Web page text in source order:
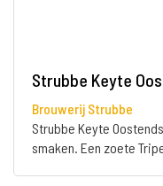
Strubbe Keyte
Brouwerij Strubbe
Strubbe Keyte
smaken. Een zoete